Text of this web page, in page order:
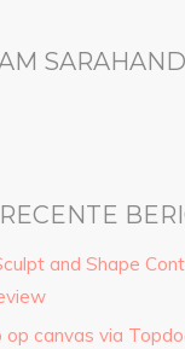
and Shape
canvas via